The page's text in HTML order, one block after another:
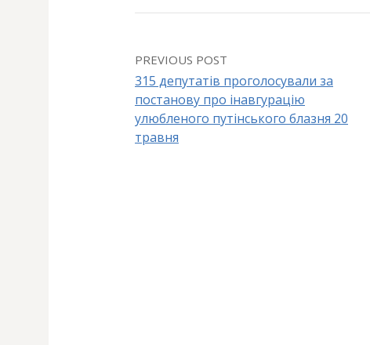
P
o
PREVIOUS POST
315 депутатів проголосували за
постанову про інавгурацію
улюбленого путінського блазня 20
травня